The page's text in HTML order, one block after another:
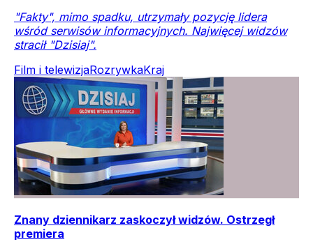
"Fakty", mimo spadku, utrzymały pozycję lidera
wśród serwisów informacyjnych. Najwięcej widzów
stracił "Dzisiaj".
Film i telewizjaRozrywkaKraj
Znany dziennikarz zaskoczył widzów. Ostrzegł
premiera